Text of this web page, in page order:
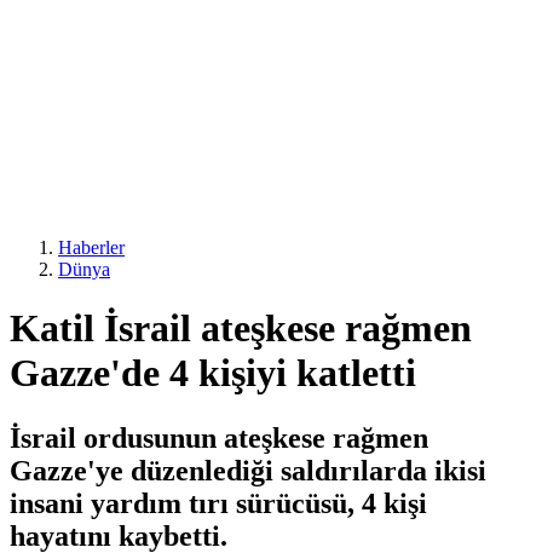
Haberler
Dünya
Katil İsrail ateşkese rağmen
Gazze'de 4 kişiyi katletti
İsrail ordusunun ateşkese rağmen
Gazze'ye düzenlediği saldırılarda ikisi
insani yardım tırı sürücüsü, 4 kişi
hayatını kaybetti.